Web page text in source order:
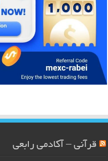
قرآنی – آکادمی رابعی